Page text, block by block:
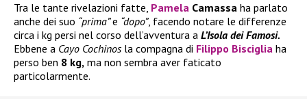
Tra le tante rivelazioni fatte, Pamela Camassa ha parlato
anche dei suo “prima”e “dopo”, facendo notare le differenze
circa i kg persi nel corso dell’avventura a L’Isola dei Famosi.
Ebbene a Cayo Cochinosla compagna di Filippo Bisciglia ha
perso ben 8 kg, ma non sembra aver faticato
particolarmente.